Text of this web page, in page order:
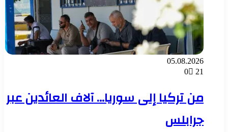
05.08.2026
0
21
من تركيا إلى سوريا… آلاف العائدين عبر
جرابلس